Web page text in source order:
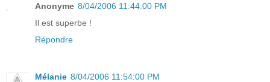
Anonyme 8/04/2006 11:44:00 PM
Il est superbe !
Répondre
Mélanie 8/04/2006 11:54:00 PM